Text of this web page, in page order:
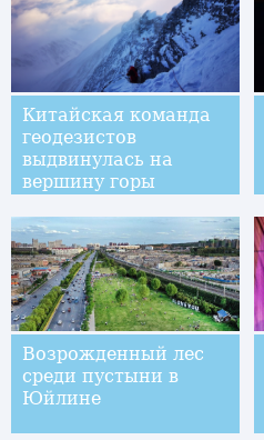
Китайская команда
геодезистов
выдвинулась на
вершину горы
Возрожденный лес
среди пустыни в
Юйлине